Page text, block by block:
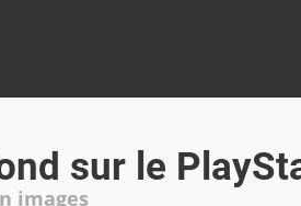
sur le
images